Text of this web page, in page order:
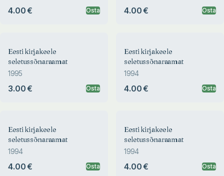
4.00 € Osta 4.00 € Osta
Eesti kirjakeele
seletussõnaraamat
1995
3.00 € Osta
Eesti kirjakeele
seletussõnaraamat
1994
4.00 € Osta
Eesti kirjakeele
seletussõnaraamat
1994
4.00 € Osta
Eesti kirjakeele
seletussõnaraamat
1994
4.00 € Osta